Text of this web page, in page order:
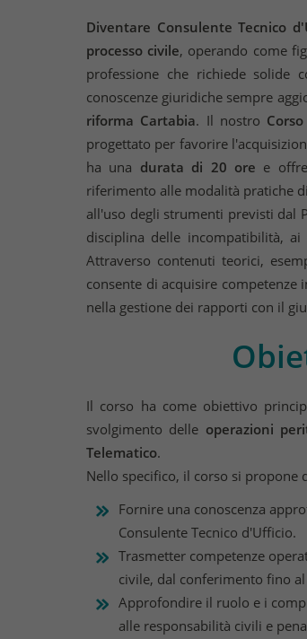
Diventare Consulente Tecnico
processo civile, operando come
professione che richiede solide
conoscenze giuridiche sempre
riforma Cartabia. Il nostro
progettato per favorire
ha una durata di 20 ore e
riferimento alle modalità pratiche
all'uso degli strumenti previsti dal
disciplina delle incompatibilità,
Attraverso contenuti teorici,
consente di acquisire
nella gestione dei rapporti con il
Il corso ha come obiettivo
svolgimento delle operazioni
Telematico.
Nello specifico, il corso si propone
Fornire una conoscenza
Consulente Tecnico d'Ufficio.
Trasmetter competenze
civile, dal conferimento fino
Approfondire il ruolo e i
alle responsabilità civili e